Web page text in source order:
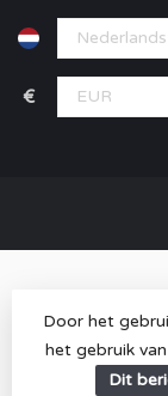
€
© Copyright
Door het
het gebruik
Dit